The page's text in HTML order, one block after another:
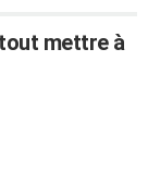
mettre à